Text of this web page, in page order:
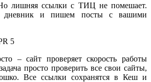
лишняя ссылки с ТИЦ не помешает.
дневник и пишем посты с вашими
5
– сайт проверяет скорость работы
просто проверить все свои сайты,
Все ссылки сохранятся в Кеш и